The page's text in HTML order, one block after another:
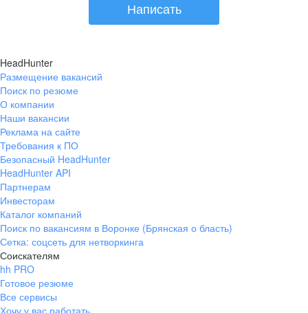
Написать
HeadHunter
Размещение вакансий
Поиск по резюме
О компании
Наши вакансии
Реклама на сайте
Требования к ПО
Безопасный HeadHunter
HeadHunter API
Партнерам
Инвесторам
Каталог компаний
Поиск по вакансиям в Воронке (Брянская о бласть)
Сетка: соцсеть для нетворкинга
Соискателям
hh PRO
Готовое резюме
Все сервисы
Хочу у вас работать